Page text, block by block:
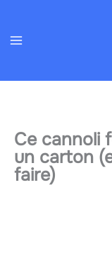
contenu
Ce cannoli
un carton
faire)